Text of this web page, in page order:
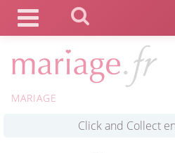
MARIAGE
Commande
Panneau de gestion des cookies